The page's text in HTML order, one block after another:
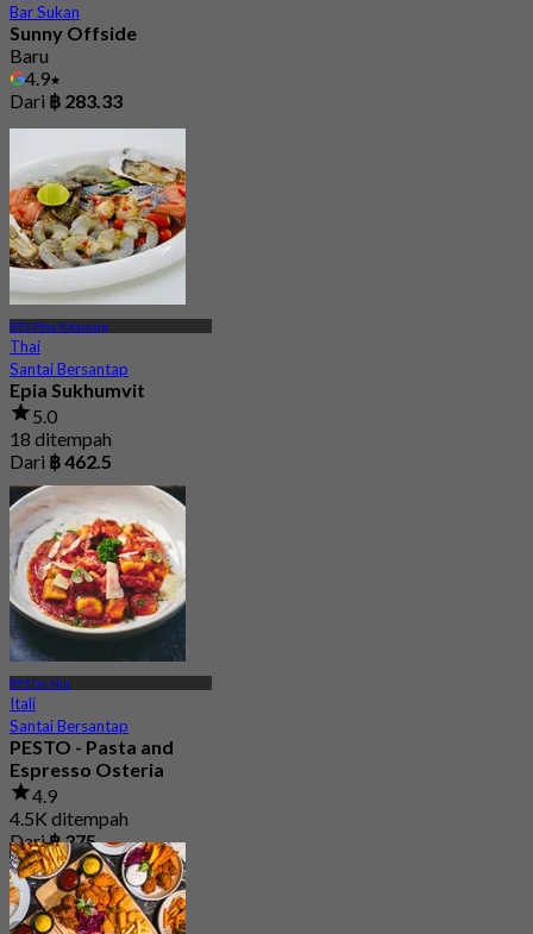
Bar Sukan
Sunny Offside
Baru
4.9
Dari ฿ 283.33
BTS Phra Khanong
Thai
Santai Bersantap
Epia Sukhumvit
5.0
18 ditempah
Dari ฿ 462.5
BTS On Nut
Itali
Santai Bersantap
PESTO - Pasta and
Espresso Osteria
4.9
4.5K ditempah
Dari฿ 375